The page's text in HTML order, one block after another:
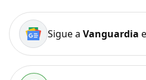
Sigue a Vanguardia